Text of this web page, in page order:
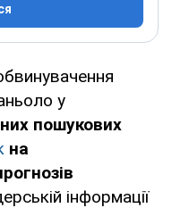
у
пошукових
на
інформації